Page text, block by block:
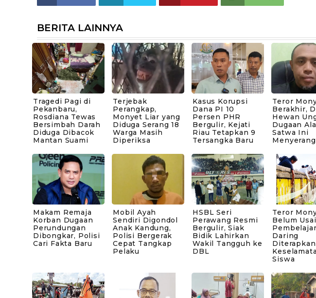
BERITA LAINNYA
Tragedi Pagi di
Pekanbaru,
Rosdiana Tewas
Bersimbah Darah
Diduga Dibacok
Mantan Suami
Terjebak
Perangkap,
Monyet Liar yang
Diduga Serang 18
Warga Masih
Diperiksa
Kasus Korupsi
Dana PI 10
Persen PHR
Bergulir, Kejati
Riau Tetapkan 9
Tersangka Baru
Teror
Berakhir,
Hewan
Dugaan
Satwa Ini
Makam Remaja
Korban Dugaan
Perundungan
Dibongkar, Polisi
Cari Fakta Baru
Mobil Ayah
Sendiri Digondol
Anak Kandung,
Polisi Bergerak
Cepat Tangkap
Pelaku
HSBL Seri
Perawang Resmi
Bergulir, Siak
Bidik Lahirkan
Wakil Tangguh ke
DBL
Teror
Belum
Daring
Siswa